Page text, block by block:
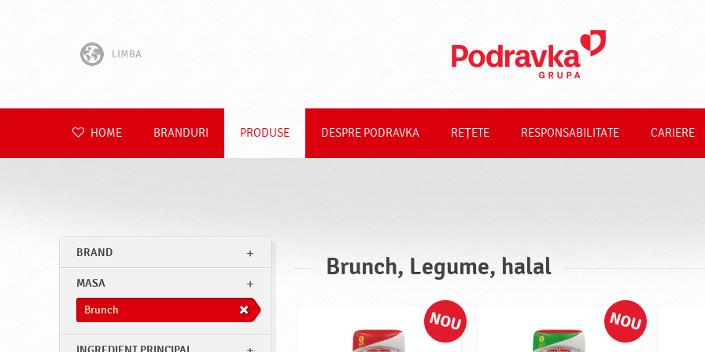
LIMBA
Hrvatski
Polski
Deutsch
HOME BRANDURI PRODUSE DESPRE PODRAVKA REȚETE RESPONSABILITATE CARIERE
BRAND
MASA
Brunch
Brunch, Legume, halal